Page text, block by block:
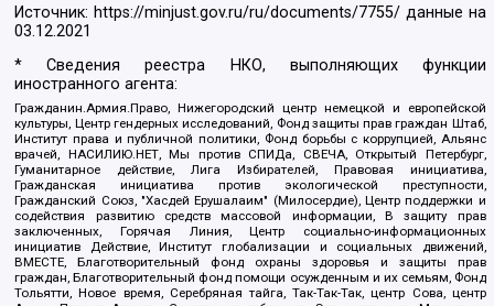
Источник: https://minjust.gov.ru/ru/documents/7755/ данные на
03.12.2021
* Сведения реестра НКО, выполняющих функции
иностранного агента:
Гражданин.Армия.Право, Нижегородский центр немецкой и европейской
культуры, Центр гендерных исследований, Фонд защиты прав граждан Штаб,
Институт права и публичной политики, Фонд борьбы с коррупцией, Альянс
врачей, НАСИЛИЮ.НЕТ, Мы против СПИДа, СВЕЧА, Открытый Петербург,
Гуманитарное действие, Лига Избирателей, Правовая инициатива,
Гражданская инициатива против экологической преступности,
Гражданский Союз, "Хасдей Ерушалаим" (Милосердие), Центр поддержки и
содействия развитию средств массовой информации, В защиту прав
заключенных, Горячая Линия, Центр социально-информационных
инициатив Действие, Институт глобализации и социальных движений,
ВМЕСТЕ, Благотворительный фонд охраны здоровья и защиты прав
граждан, Благотворительный фонд помощи осужденным и их семьям, Фонд
Тольятти, Новое время, Серебряная тайга, Так-Так-Так, центр Сова, центр